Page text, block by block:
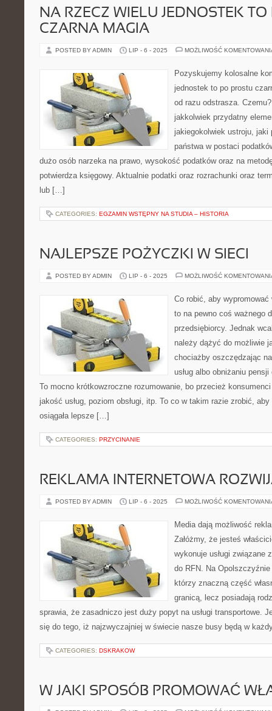
NA RZECZ WIELU JEDNOSTEK TO
CZARNA MAGIA
POSTED BY ADMIN LIP - 6 - 2025 MOŻLIWOŚĆ
Pozyskujemy kolosalne
jednostek to po prostu
od razu odstrasza.
jakkolwiek przydatny
jakiegokolwiek ustroju, jaki
państwa w postaci
dużo osób narzeka na prawo, wysokość podatków oraz na
potwierdza księgowy. Aktualnie podatki oraz rozrachunki oraz
lub […]
CATEGORIES: EGZAMIN WSTĘPNY NA STUDIA – HISTORIA
NAJLEPSZE POŻYCZKI W SIECI
POSTED BY ADMIN LIP - 6 - 2025 MOŻLIWOŚĆ
Co robić, aby
to na pewno coś ważnego
przedsiębiorcy. Jednak
należy dążyć do możliwie
chociażby oszczędzając
usług albo obniżaniu
To mocno krótkowzroczne rozumowanie, bo przecież
jakość usług, poziom obsługi, itp. To co w takim razie zrobić,
osiągała lepsze […]
CATEGORIES: PRZYCINANIE
REKLAMA INTERNETOWA
POSTED BY ADMIN LIP - 6 - 2025 MOŻLIWOŚĆ
Media dają możliwość
Załóżmy, że jesteś
wykonuje usługi związane
do RFN. Na
którzy znaczną część
granicą, lecz posiadają
sprawia, że zasadniczo jest duży popyt na usługi transportowe.
się do tego, iż najzwyczajniej w świecie nasze busy będą w
CATEGORIES: DSKRAKOW
W JAKI SPOSÓB PROMOWAĆ